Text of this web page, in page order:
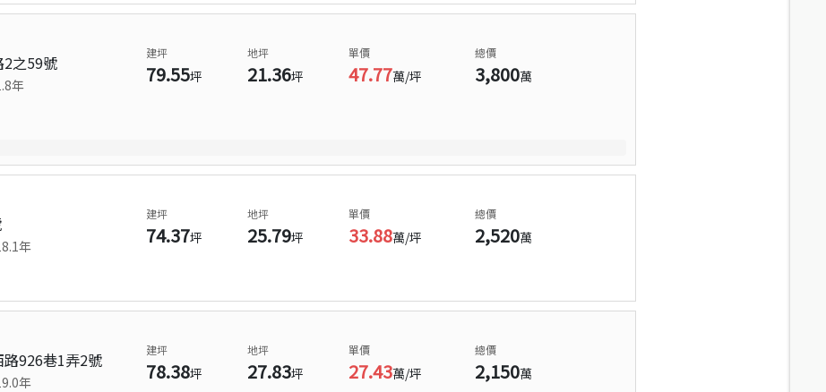
2之59號
年
建坪
79.55坪
地坪
21.36坪
單價
47.77萬/坪
總價
3,800萬
年
建坪
74.37坪
地坪
25.79坪
單價
33.88萬/坪
總價
2,520萬
926巷1弄2號
年
建坪
78.38坪
地坪
27.83坪
單價
27.43萬/坪
總價
2,150萬